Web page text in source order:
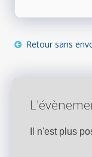
ORGANISATEURS
Retour sans
Il n'est plus